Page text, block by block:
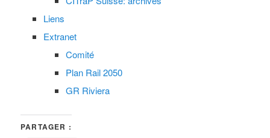
Liens
Extranet
Comité
Plan Rail 2050
GR Riviera
PARTAGER :